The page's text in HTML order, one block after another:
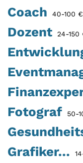
Coach 40-100
Dozent 24-150
Fotograf 50-
Grafiker...